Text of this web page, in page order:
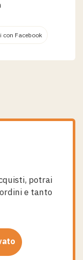
con Facebook
potrai
e tanto